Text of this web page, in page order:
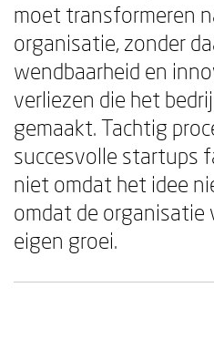
moet transformeren
organisatie, zonder
wendbaarheid en
verliezen die het
gemaakt. Tachtig
succesvolle startups
niet omdat het idee
omdat de organisatie
eigen groei.